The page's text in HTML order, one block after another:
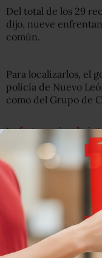
Del total de los 29
dijo, nueve
común.
Para localizarlos, el
policía de Nuevo
como del Grupo de
Lafuga masiva de
a través de un
de largo, localizado
construcciones